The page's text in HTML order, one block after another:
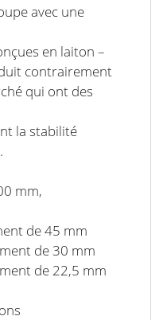
avec une
en laiton –
contrairement
qui ont des
la stabilité
mm,
de 45 mm
de 30 mm
de 22,5 mm